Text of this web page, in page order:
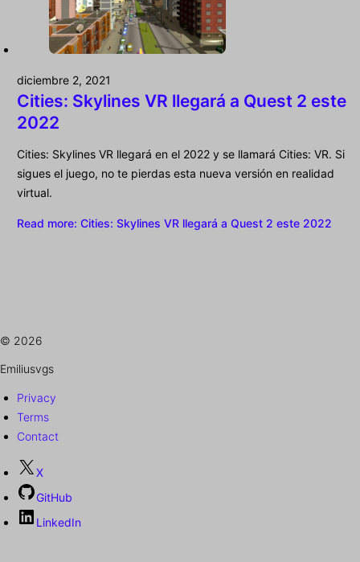
diciembre 2, 2021
Cities: Skylines VR llegará a Quest 2 este
2022
Cities: Skylines VR llegará en el 2022 y se llamará Cities: VR. Si
sigues el juego, no te pierdas esta nueva versión en realidad
virtual.
Read more: Cities: Skylines VR llegará a Quest 2 este 2022
© 2026
Emiliusvgs
Privacy
Terms
Contact
X
GitHub
LinkedIn